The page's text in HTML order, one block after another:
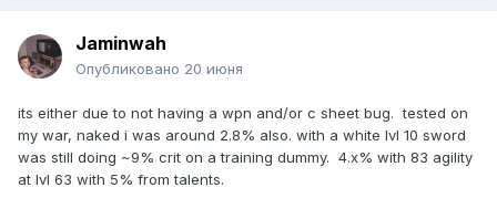
Jaminwah
Опубликовано 20 июня
its either due to not having a wpn and/or c sheet bug. tested on
my war, naked i was around 2.8% also. with a white lvl 10 sword
was still doing ~9% crit on a training dummy. 4.x% with 83 agility
at lvl 63 with 5% from talents.